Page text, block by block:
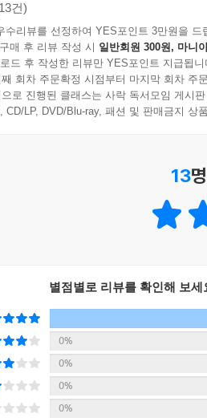
영어에서, 이해를 부르는 영어로 거
습서는 크기가 크고 분량이 많아 일
들, 나 자신과 가족을 먹여 살리는
‘내 주머니 속’ 영어학습서이다.
기본이라 여겼지만 실제로는 정확
모를수록 자신이 원하는 바를 상대
욕구가 존재하기 때문이다. 한 발
않으면 늦습니다.
어에서 탈출하기》는 ‘어른의 무기
식과 교양을 담았다. 각 권마다 나
로 가볍게 지니고 다니며 틈틈이 읽기
당신은 어떤 무기를 갖추고 있는가
건)
수리뷰를 선정하여 YES포인트 3만원을 드
매 후 리뷰 작성 시 일반회원 300원, 마니
드 후 작성한 리뷰만 YES포인트 지급됩니
회차 주문확정 시점부터 마지막 회차 주
로 진행된 클래스는 사락 독서모임 게시
CD/LP, DVD/Blu-ray, 패션 및 판매금지 상
13
별점별로 리뷰를 확인해 보세
0%
0%
0%
0%